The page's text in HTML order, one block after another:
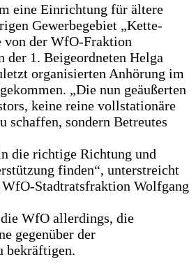
eine Einrichtung für ältere
Gewerbegebiet „Kette-
von der WfO-Fraktion
der 1. Beigeordneten Helga
organisierten Anhörung im
„Die nun geäußerten
keine reine vollstationäre
schaffen, sondern Betreutes
die richtige Richtung und
finden“, unterstreicht
WfO-Stadtratsfraktion Wolfgang
WfO allerdings, die
gegenüber der
bekräftigen.